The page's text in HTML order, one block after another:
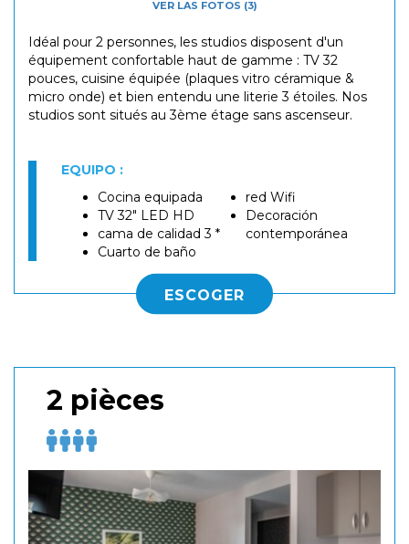
VER LAS FOTOS (3)
Idéal pour 2 personnes, les studios disposent d'un
équipement confortable haut de gamme : TV 32
pouces, cuisine équipée (plaques vitro céramique &
micro onde) et bien entendu une literie 3 étoiles. Nos
studios sont situés au 3ème étage sans ascenseur.
EQUIPO :
Cocina equipada
TV 32" LED HD
cama de calidad 3 *
Cuarto de baño
red Wifi
Decoración
contemporánea
ESCOGER
2 pièces